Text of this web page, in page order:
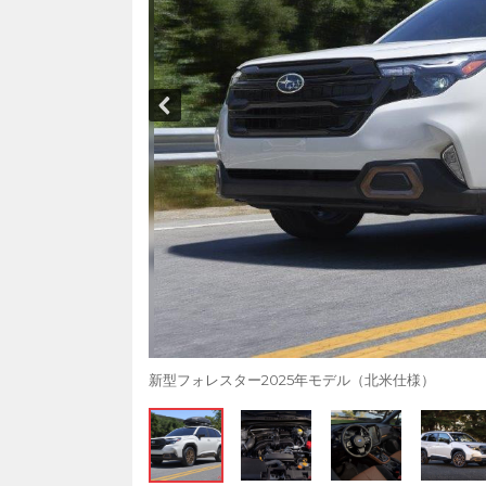
新型フォレスター2025年モデル（北米仕様）